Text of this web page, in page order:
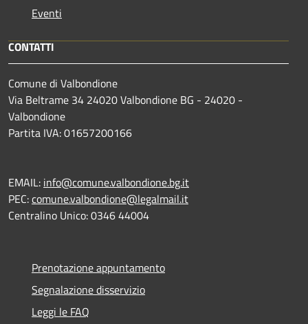
Eventi
CONTATTI
Comune di Valbondione
Via Beltrame 34 24020 Valbondione BG - 24020 -
Valbondione
Partita IVA: 01657200166
EMAIL: info@comune.valbondione.bg.it
PEC:comune.valbondione@legalmail.it
Centralino Unico: 0346 44004
Prenotazione appuntamento
Segnalazione disservizio
Leggi le FAQ